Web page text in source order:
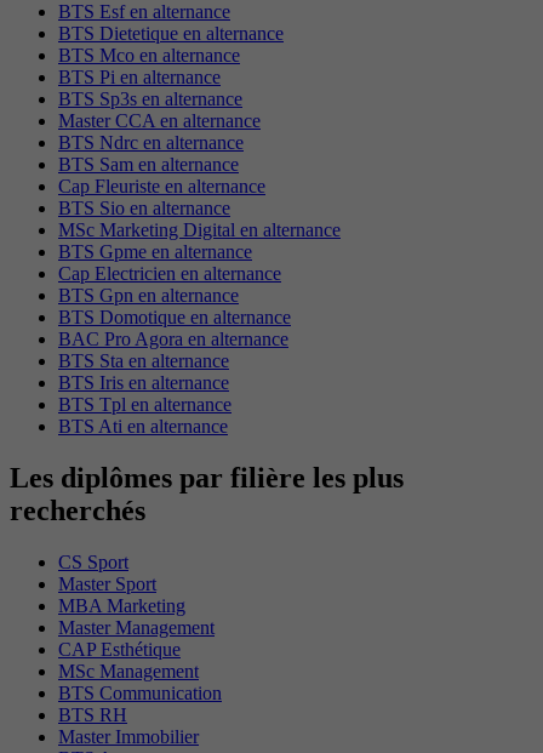
BTS Esf en alternance
BTS Dietetique en alternance
BTS Mco en alternance
BTS Pi en alternance
BTS Sp3s en alternance
Master CCA en alternance
BTS Ndrc en alternance
BTS Sam en alternance
Cap Fleuriste en alternance
BTS Sio en alternance
MSc Marketing Digital en alternance
BTS Gpme en alternance
Cap Electricien en alternance
BTS Gpn en alternance
BTS Domotique en alternance
BAC Pro Agora en alternance
BTS Sta en alternance
BTS Iris en alternance
BTS Tpl en alternance
BTS Ati en alternance
Les diplômes par filière les plus
recherchés
CS Sport
Master Sport
MBA Marketing
Master Management
CAP Esthétique
MSc Management
BTS Communication
BTS RH
Master Immobilier